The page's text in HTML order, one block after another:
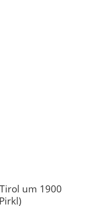
um 1900